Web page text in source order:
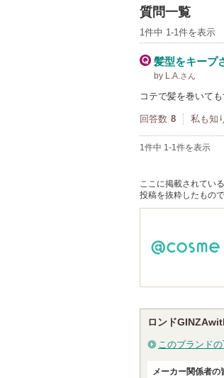
質問一覧
1件中 1-1件を表示
髪型をキープ
by L.A.さん
コテで髪を巻いて
回答数 8 私も知
1件中 1-1件を表示
ここに掲載されてい
投稿を抜粋したもので
ロンド
このブランド
メーカー関係者の